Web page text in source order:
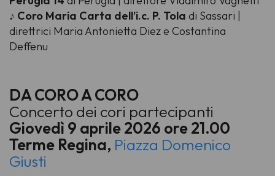
♪ Coro Maria Carta dell’i.c. P. Tola di Sassari |
direttrici Maria Antonietta Diez e Costantina
Deffenu
DA CORO A CORO
Concerto dei cori partecipanti
Giovedì 9 aprile 2026 ore 21.00
Terme Regina, Piazza Domenico
Giusti